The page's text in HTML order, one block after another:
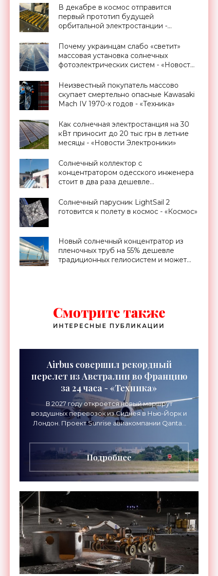
В декабре в космос отправится
первый прототип будущей
орбитальной электростанции -
Почему украинцам слабо «светит»
массовая установка солнечных
фотоэлектрических систем - «Новости
Неизвестный покупатель массово
скупает смертельно опасные Kawasaki
Mach IV 1970-х годов - «Техника»
Как солнечная электростанция на 30
кВт приносит до 20 тыс грн в летние
месяцы - «Новости Электроники»
Солнечный коллектор с
концентратором одесского инженера
стоит в два раза дешевле
«Новости Электроники»
Солнечный парусник LightSail 2
готовится к полету в космос - «Космос»
Новый солнечный концентратор из
пленочных труб на 55% дешевле
традиционных гелиосистем и может
Смотрите также
ИНТЕРЕСНЫЕ ПУБЛИКАЦИИ
Airbus совершил рекордный
перелет из Австралии во Францию
за 24 часа - «Техника»
В 2027 году откроется новый маршрут
воздушных перевозок из Сиднея в Нью-Йорк и
Лондон. Проект Sunrise авиакомпании Qantas
длительностью до 24
Подробнее